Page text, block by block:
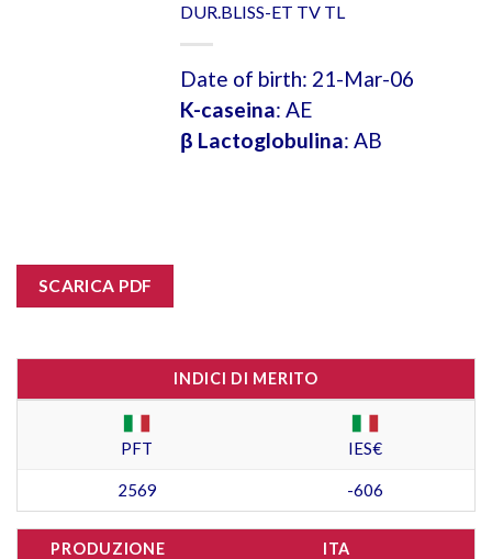
DUR.BLISS-ET TV TL
Date of birth: 21-Mar-06
K-caseina: AE
β Lactoglobulina: AB
SCARICA PDF
INDICI DI MERITO
PFT IES€
2569 -606
PRODUZIONE ITA